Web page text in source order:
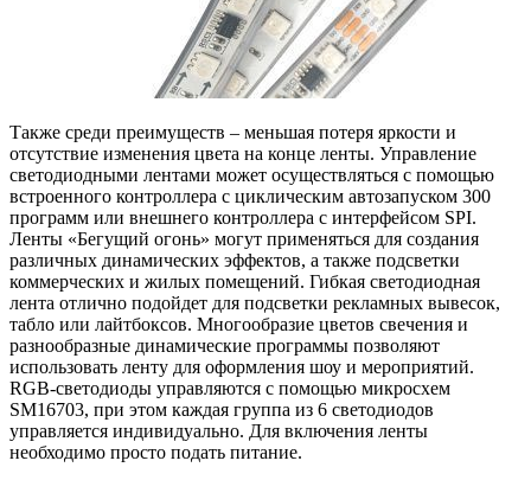
Также среди преимуществ – меньшая потеря яркости и
отсутствие изменения цвета на конце ленты. Управление
светодиодными лентами может осуществляться с помощью
встроенного контроллера с циклическим автозапуском 300
программ или внешнего контроллера с интерфейсом SPI.
Ленты «Бегущий огонь» могут применяться для создания
различных динамических эффектов, а также подсветки
коммерческих и жилых помещений. Гибкая светодиодная
лента отлично подойдет для подсветки рекламных вывесок,
табло или лайтбоксов. Многообразие цветов свечения и
разнообразные динамические программы позволяют
использовать ленту для оформления шоу и мероприятий.
RGB-светодиоды управляются с помощью микросхем
SM16703, при этом каждая группа из 6 светодиодов
управляется индивидуально. Для включения ленты
необходимо просто подать питание.